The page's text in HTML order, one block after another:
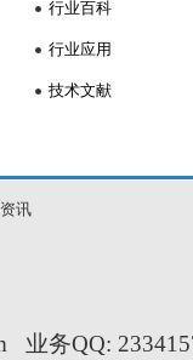
行业百科
行业应用
技术文献
讯
业务QQ: